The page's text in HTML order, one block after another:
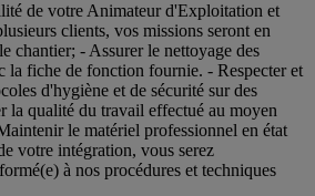
de votre Animateur d'Exploitation et
clients, vos missions seront en
chantier; - Assurer le nettoyage des
la fiche de fonction fournie. - Respecter et
d'hygiène et de sécurité sur des
la qualité du travail effectué au moyen
le matériel professionnel en état
votre intégration, vous serez
à nos procédures et techniques